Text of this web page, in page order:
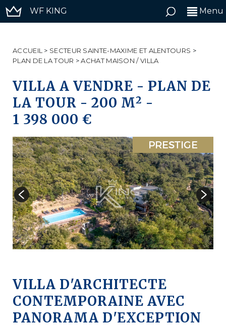
WF KING Menu
ACCUEIL > SECTEUR SAINTE-MAXIME ET ALENTOURS >
PLAN DE LA TOUR >ACHAT MAISON / VILLA
VILLA A VENDRE - PLAN DE
LA TOUR - 200 M2 -
1 398 000 €
VILLA D'ARCHITECTE
CONTEMPORAINE AVEC
PANORAMA D'EXCEPTION